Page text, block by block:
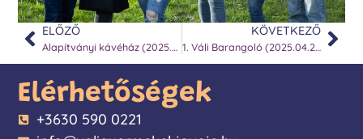
ELŐZŐ
Alapítványi kávéház (2025.01.25)
KÖVETKEZŐ
1. Váli Barangoló (2025.04.22.)
Elérhetőségek
+3630 590 0221